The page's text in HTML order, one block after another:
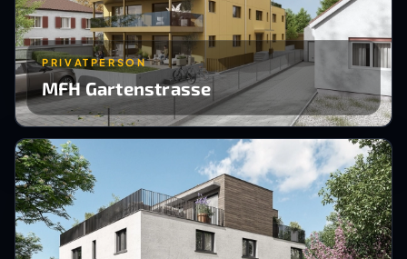
PRIVATPERSON
MFH Gartenstrasse